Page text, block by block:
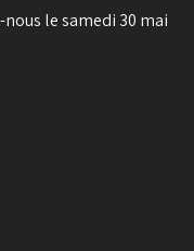
le samedi 30 mai